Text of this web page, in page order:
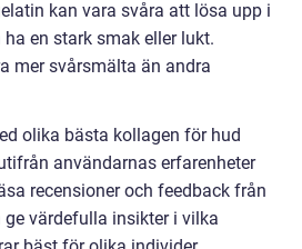
kan vara svåra att lösa upp i
en stark smak eller lukt.
mer svårsmälta än andra
olika bästa kollagen för hud
användarnas erfarenheter
recensioner och feedback från
värdefulla insikter i vilka